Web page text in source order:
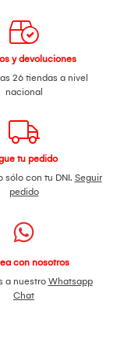
y devoluciones
26 tiendas a nivel
nacional
tu pedido
sólo con tu DNI. Seguir
pedido
con nosotros
a nuestro Whatsapp
Chat